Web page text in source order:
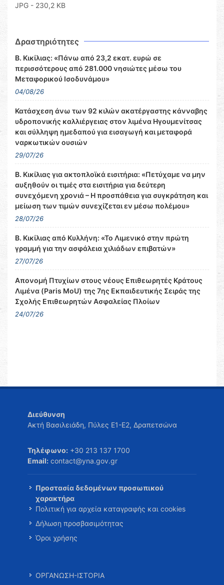
JPG - 230,2 KB
Δραστηριότητες
Β. Κικίλιας: «Πάνω από 23,2 εκατ. ευρώ σε
περισσότερους από 281.000 νησιώτες μέσω του
Μεταφορικού Ισοδυνάμου»
04/08/26
Κατάσχεση άνω των 92 κιλών ακατέργαστης κάνναβης
υδροπονικής καλλιέργειας στον λιμένα Ηγουμενίτσας
και σύλληψη ημεδαπού για εισαγωγή και μεταφορά
ναρκωτικών ουσιών
29/07/26
Β. Κικίλιας για ακτοπλοϊκά εισιτήρια: «Πετύχαμε να μην
αυξηθούν οι τιμές στα εισιτήρια για δεύτερη
συνεχόμενη χρονιά – Η προσπάθεια για συγκράτηση και
μείωση των τιμών συνεχίζεται εν μέσω πολέμου»
28/07/26
Β. Κικίλιας από Κυλλήνη: «Το Λιμενικό στην πρώτη
γραμμή για την ασφάλεια χιλιάδων επιβατών»
27/07/26
Απονομή Πτυχίων στους νέους Επιθεωρητές Κράτους
Λιμένα (Paris MoU) της 7ης Εκπαιδευτικής Σειράς της
Σχολής Επιθεωρητών Ασφαλείας Πλοίων
24/07/26
Διεύθυνση
Ακτή Βασιλειάδη, Πύλες Ε1-Ε2, Δραπετσώνα
Τηλέφωνο: +30 213 137 1700
Email: contact@yna.gov.gr
Προστασία δεδομένων προσωπικού
χαρακτήρα
Πολιτική για αρχεία καταγραφής και cookies
Δήλωση προσβασιμότητας
Όροι χρήσης
ΟΡΓΑΝΩΣΗ-ΙΣΤΟΡΙΑ